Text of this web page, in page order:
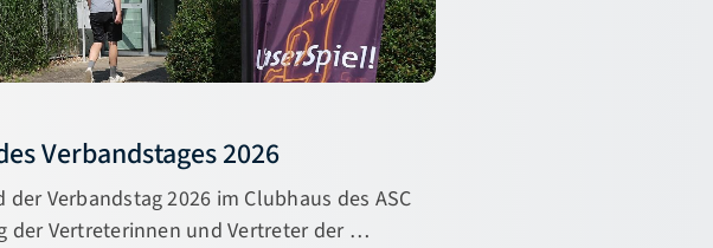
Verbandstages 2026
Verbandstag 2026 im Clubhaus des ASC
der Vertreterinnen und Vertreter der …